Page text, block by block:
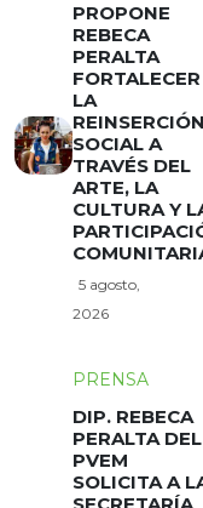
PROPONE
REBECA
PERALTA
FORTALECER
LA
SOCIAL A
TRAVÉS DEL
ARTE, LA
CULTURA Y
5 agosto,
2026
PRENSA
DIP. REBECA
PERALTA DEL
PVEM
SOLICITA A